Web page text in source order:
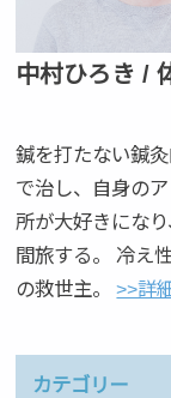
中村ひろき /
鍼を打たない鍼
で治し、自身の
所が大好きにな
間旅する。 冷え
の救世主。>>詳
カテゴリー